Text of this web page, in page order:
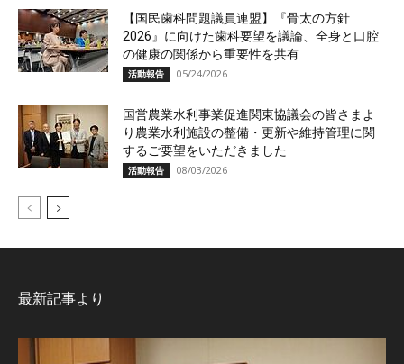
【国民歯科問題議員連盟】『骨太の方針
2026』に向けた歯科要望を議論、全身と口腔
の健康の関係から重要性を共有
活動報告 05/24/2026
国営農業水利事業促進関東協議会の皆さまよ
り農業水利施設の整備・更新や維持管理に関
するご要望をいただきました
活動報告 08/03/2026
最新記事より